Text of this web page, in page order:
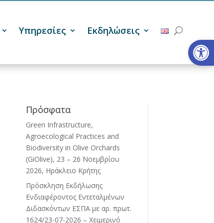
Υπηρεσίες Εκδηλώσεις
Πρόσφατα
Green Infrastructure,
Agroecological Practices and
Biodiversity in Olive Orchards
(GiOlive), 23 – 26 Νοεμβρίου
2026, Ηράκλειο Κρήτης
Πρόσκληση Εκδήλωσης
Ενδιαφέροντος Εντεταλμένων
Διδασκόντων ΕΣΠΑ με αρ. πρωτ.
1624/23-07-2026 – Χειμερινό